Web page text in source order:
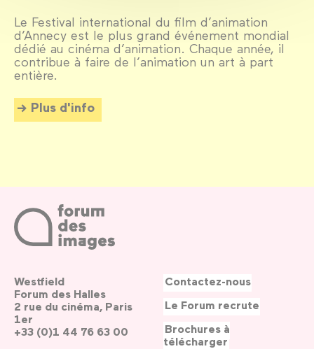
Le Festival international du film d’animation
d’Annecy est le plus grand événement mondial
dédié au cinéma d’animation. Chaque année, il
contribue à faire de l’animation un art à part
entière.
Plus d'info
Westfield
Forum des Halles
2 rue du cinéma, Paris
1er
+33 (0)1 44 76 63 00
Contactez-nous
Le Forum recrute
Brochures à
télécharger